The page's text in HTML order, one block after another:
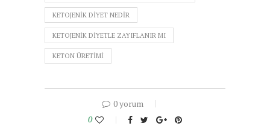
KETOJENIK DIYET NEDIR
KETOJENIK DIYETLE ZAYIFLANIR MI
KETON ÜRETIMI
0 yorum
0